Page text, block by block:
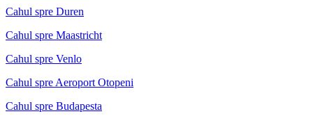
Cahul spre Duren
Cahul spre Maastricht
Cahul spre Venlo
Cahul spre Aeroport Otopeni
Cahul spre Budapesta